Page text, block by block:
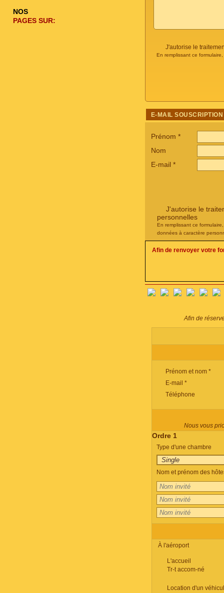
J'autorise le
En remplissant ce
E-MAIL SOUSCRIPTION
Prénom *
Nom
E-mail *
J'autorise le
personnelles
En remplissant ce
données à caractère
Afin de renvoyer votre
Afin de
Prénom et nom *
E-mail *
Téléphone
Nous vous
Ordre 1
Type d'une chambre
Nom et prénom des
À l'aéroport
L'accueil
Tr-t accom-né
Location d'un
NOS
PAGES SUR: